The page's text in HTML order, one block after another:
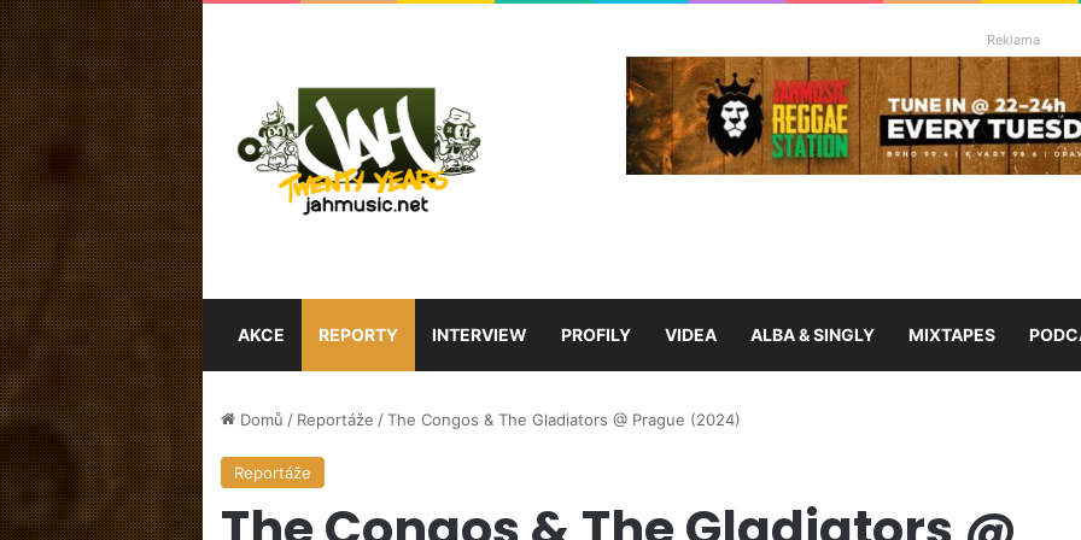
Reklama
AKCE REPORTY INTERVIEW PROFILY VIDEA ALBA & SINGLY MIXTAPES
Domů / Reportáže /The Congos & The Gladiators @ Prague (2024)
Reportáže